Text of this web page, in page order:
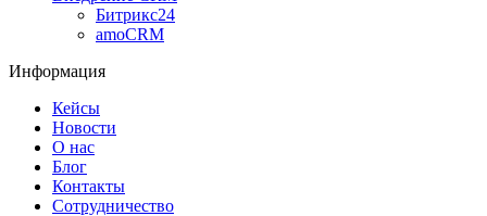
Битрикс24
amoCRM
Информация
Кейсы
Новости
О нас
Блог
Контакты
Сотрудничество